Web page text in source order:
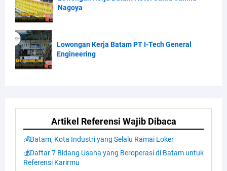
Nagoya
Lowongan Kerja Batam PT I-Tech General
Engineering
Artikel Referensi Wajib Dibaca
💰Batam, Kota Industri yang Selalu Ramai Loker
💰Daftar 7 Bidang Usaha yang Beroperasi di Batam untuk
Referensi Karirmu